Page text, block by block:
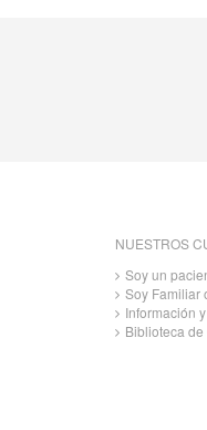
NUESTROS
Soy un
Soy Familiar
Información
Biblioteca